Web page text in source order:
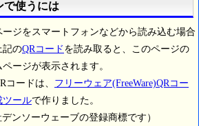
で使うには
ージをスマートフォンなどから読み込む場合
記のQRコード を読み取ると、このページの
ージが表示されます。
コードは、 フリーウェア(FreeWare)QRコー
ツールで作りました。
ンソーウェーブの登録商標です）